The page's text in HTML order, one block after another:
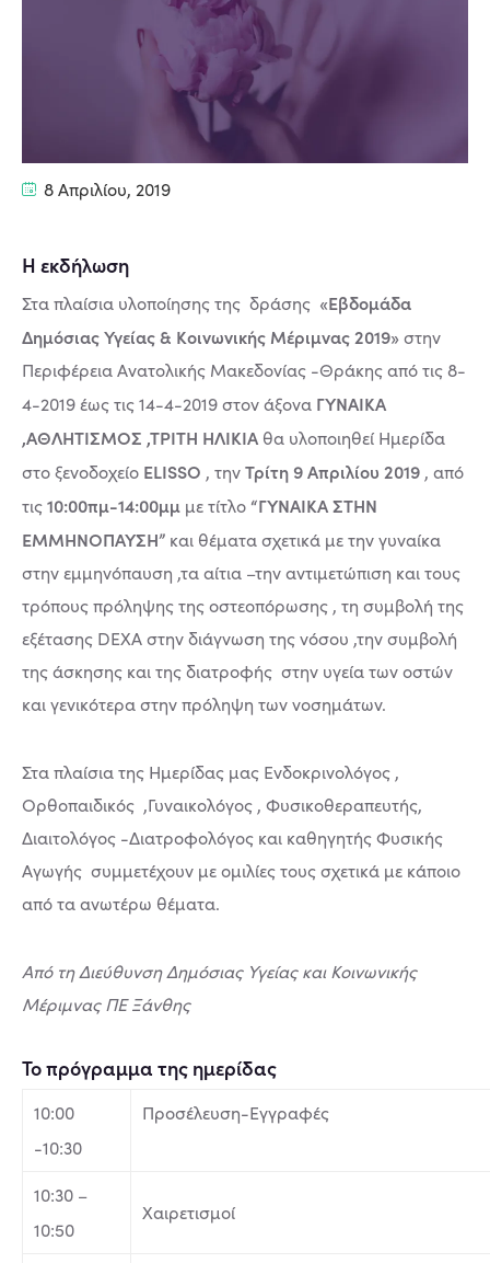
8 Απριλίου, 2019
Η εκδήλωση
Στα πλαίσια υλοποίησης της δράσης «Εβδομάδα
Δημόσιας Υγείας & Κοινωνικής Μέριμνας 2019»στην
Περιφέρεια Ανατολικής Μακεδονίας -Θράκης από τις 8-
4-2019 έως τις 14-4-2019 στον άξονα ΓΥΝΑΙΚΑ
,ΑΘΛΗΤΙΣΜΟΣ ,ΤΡΙΤΗ ΗΛΙΚΙΑ θα υλοποιηθεί Ημερίδα
στο ξενοδοχείο ELISSO , τηνΤρίτη 9 Απριλίου 2019 , από
τις10:00πμ-14:00μμ με τίτλο “ΓΥΝΑΙΚΑ ΣΤΗΝ
ΕΜΜΗΝΟΠΑΥΣΗ” και θέματα σχετικά με την γυναίκα
στην εμμηνόπαυση ,τα αίτια –την αντιμετώπιση και τους
τρόπους πρόληψης της οστεοπόρωσης , τη συμβολή της
εξέτασης DEXA στην διάγνωση της νόσου ,την συμβολή
της άσκησης και της διατροφής στην υγεία των οστών
και γενικότερα στην πρόληψη των νοσημάτων.
Στα πλαίσια της Ημερίδας μας Ενδοκρινολόγος ,
Ορθοπαιδικός ,Γυναικολόγος , Φυσικοθεραπευτής,
Διαιτολόγος -Διατροφολόγος και καθηγητής Φυσικής
Αγωγής συμμετέχουν με ομιλίες τους σχετικά με κάποιο
από τα ανωτέρω θέματα.
Από τη Διεύθυνση Δημόσιας Υγείας και Κοινωνικής
Μέριμνας ΠΕ Ξάνθης
Το πρόγραμμα της ημερίδας
10:00
-10:30
Προσέλευση-Εγγραφές
10:30 –
10:50
Χαιρετισμοί